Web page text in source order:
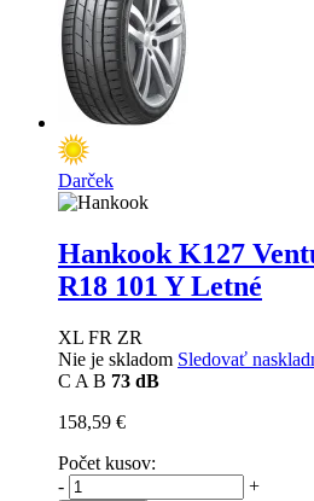
Darček
Hankook K127
R18 101 Y Letné
XL FR ZR
Nie je skladom Sledovať
C A B 73 dB
158,59 €
Počet kusov:
-
+